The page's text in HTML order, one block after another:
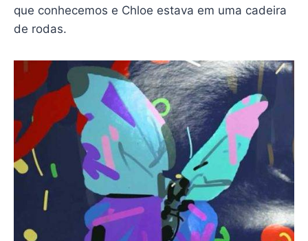
que conhecemos e Chloe estava em uma cadeira
de rodas.